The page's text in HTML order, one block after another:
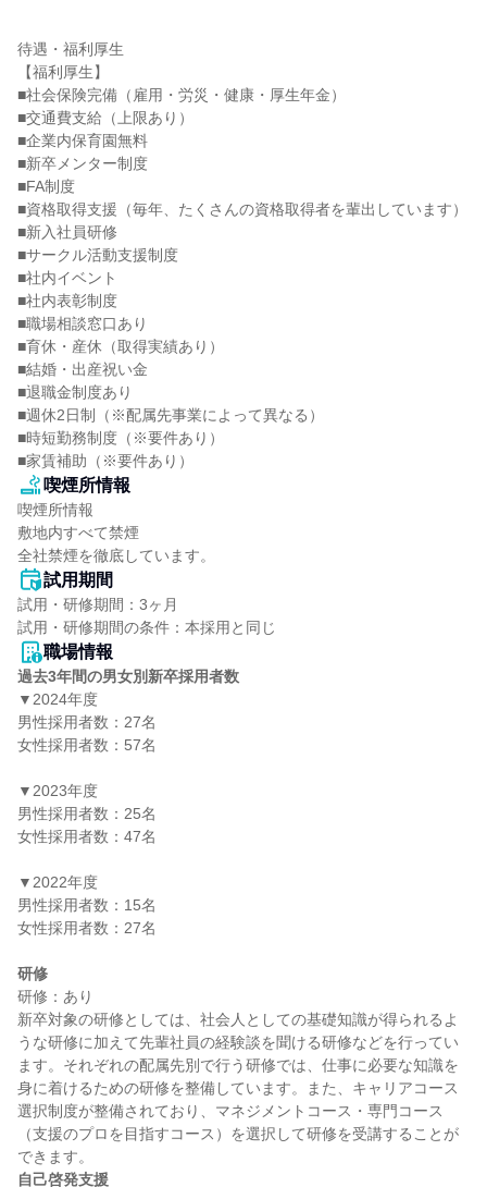
待遇・福利厚生
【福利厚生】
■社会保険完備（雇用・労災・健康・厚生年金）
■交通費支給（上限あり）
■企業内保育園無料
■新卒メンター制度
■FA制度
■資格取得支援（毎年、たくさんの資格取得者を輩出しています）
■新入社員研修
■サークル活動支援制度
■社内イベント
■社内表彰制度
■職場相談窓口あり
■育休・産休（取得実績あり）
■結婚・出産祝い金
■退職金制度あり
■週休2日制（※配属先事業によって異なる）
■時短勤務制度（※要件あり）
■家賃補助（※要件あり）
喫煙所情報
喫煙所情報
敷地内すべて禁煙
全社禁煙を徹底しています。
試用期間
試用・研修期間：3ヶ月
職場情報
過去3年間の男女別新卒採用者数
▼2024年度
男性採用者数：27名
女性採用者数：57名
▼2023年度
男性採用者数：25名
女性採用者数：47名
▼2022年度
男性採用者数：15名
女性採用者数：27名
研修
研修：あり
新卒対象の研修としては、社会人としての基礎知識が得られるよ
うな研修に加えて先輩社員の経験談を聞ける研修などを行ってい
ます。それぞれの配属先別で行う研修では、仕事に必要な知識を
身に着けるための研修を整備しています。また、キャリアコース
選択制度が整備されており、マネジメントコース・専門コース
（支援のプロを目指すコース）を選択して研修を受講することが
自己啓発支援